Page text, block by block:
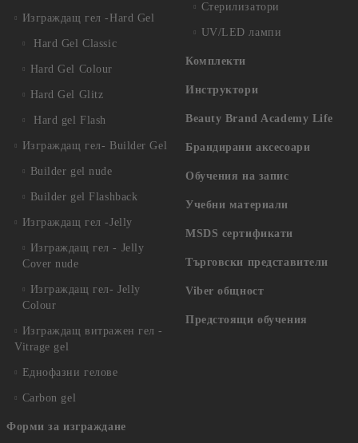
Изграждащ гел -Hard Gel
Hard Gel Classic
Hard Gel Colour
Hard Gel Glitz
Hard gel Flash
Изграждащ гел- Builder Gel
Builder gel nude
Builder gel Flashback
Изграждащ гел -Jelly
Изграждащ гел - Jelly
Cover nude
Изграждащ гел- Jelly
Colour
Изграждащ витражен гел -
Vitrage gel
Еднофазни гелове
Carbon gel
Форми за изграждане
Стерилизатори
UV/LED лампи
Комплекти
Инструктори
Beauty Brand Academy Life
Брандирани аксесоари
Обучения на запис
Учебни материали
MSDS сертификати
Търговски представители
Viber общност
Предстоящи обучения